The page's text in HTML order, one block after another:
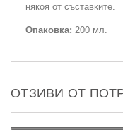
някоя от съставките.
Опаковка: 200 мл.
ОТЗИВИ ОТ